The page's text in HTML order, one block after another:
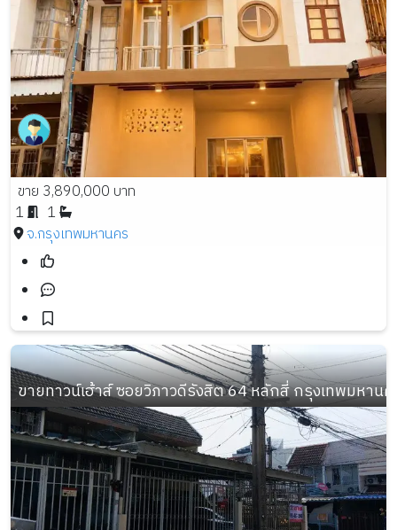
ขาย 3,890,000 บาท
1
1
จ.กรุงเทพมหานคร
ขายทาวน์เฮ้าส์ ซอยวิภาวดีรังสิต 64 หลักสี่ กรุงเทพมหาน